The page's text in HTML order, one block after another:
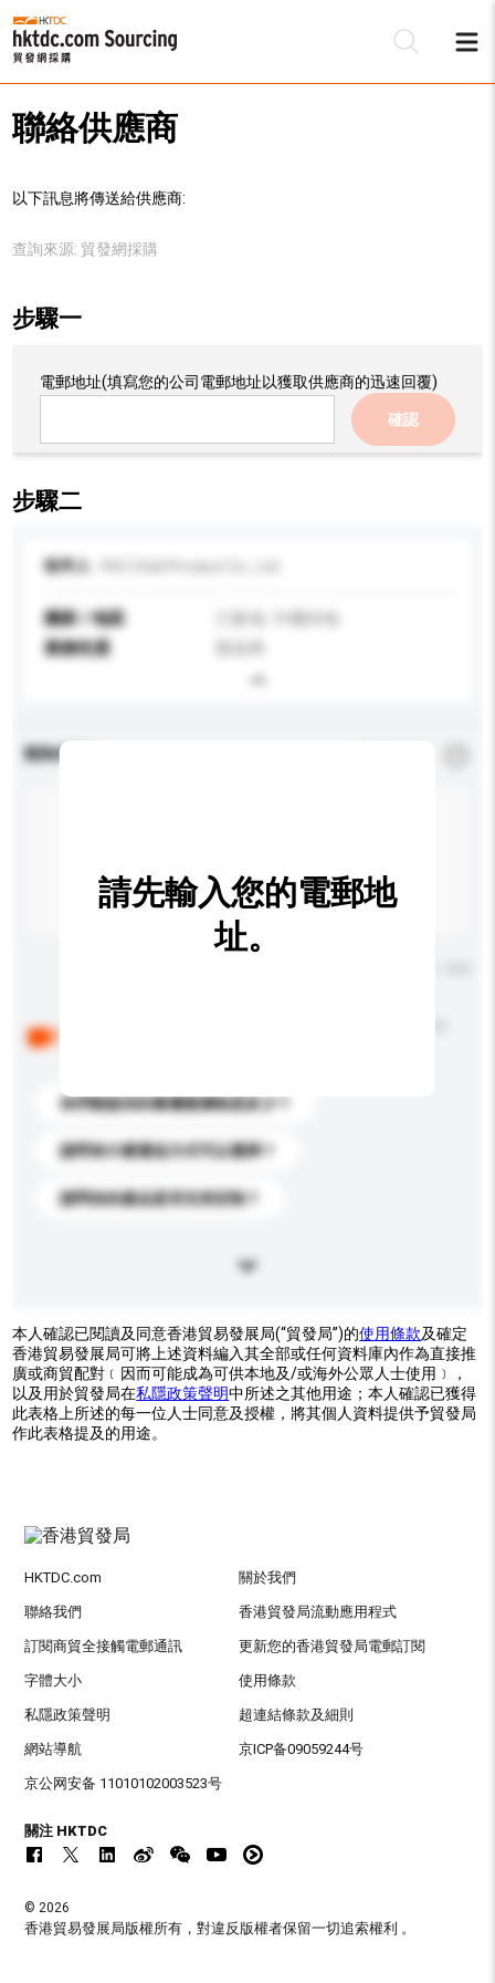
聯絡供應商
以下訊息將傳送給供應商:
查詢來源: 貿發網採購
步驟一
電郵地址(填寫您的公司電郵地址以獲取供應商的迅速回覆)
確認
步驟二
收件人
國家 / 地區
業務性質
查詢內容
你們能提供的最優惠價格是多少？
請問有什麼運送方式可以選擇？
請問你的產品是否支持定制？
請先輸入您的電郵地
址。
本人確認已閱讀及同意香港貿易發展局(“貿發局”)的使用條款及確定
香港貿易發展局可將上述資料編入其全部或任何資料庫內作為直接推
廣或商貿配對﹝因而可能成為可供本地及/或海外公眾人士使用﹞，
以及用於貿發局在私隱政策聲明中所述之其他用途；本人確認已獲得
此表格上所述的每一位人士同意及授權，將其個人資料提供予貿發局
作此表格提及的用途。
HKTDC.com 關於我們
聯絡我們 香港貿發局流動應用程式
訂閱商貿全接觸電郵通訊 更新您的香港貿發局電郵訂閱
字體大小 使用條款
私隱政策聲明 超連結條款及細則
網站導航 京ICP备09059244号
京公网安备 11010102003523号
關注 HKTDC
© 2026
香港貿易發展局版權所有，對違反版權者保留一切追索權利 。